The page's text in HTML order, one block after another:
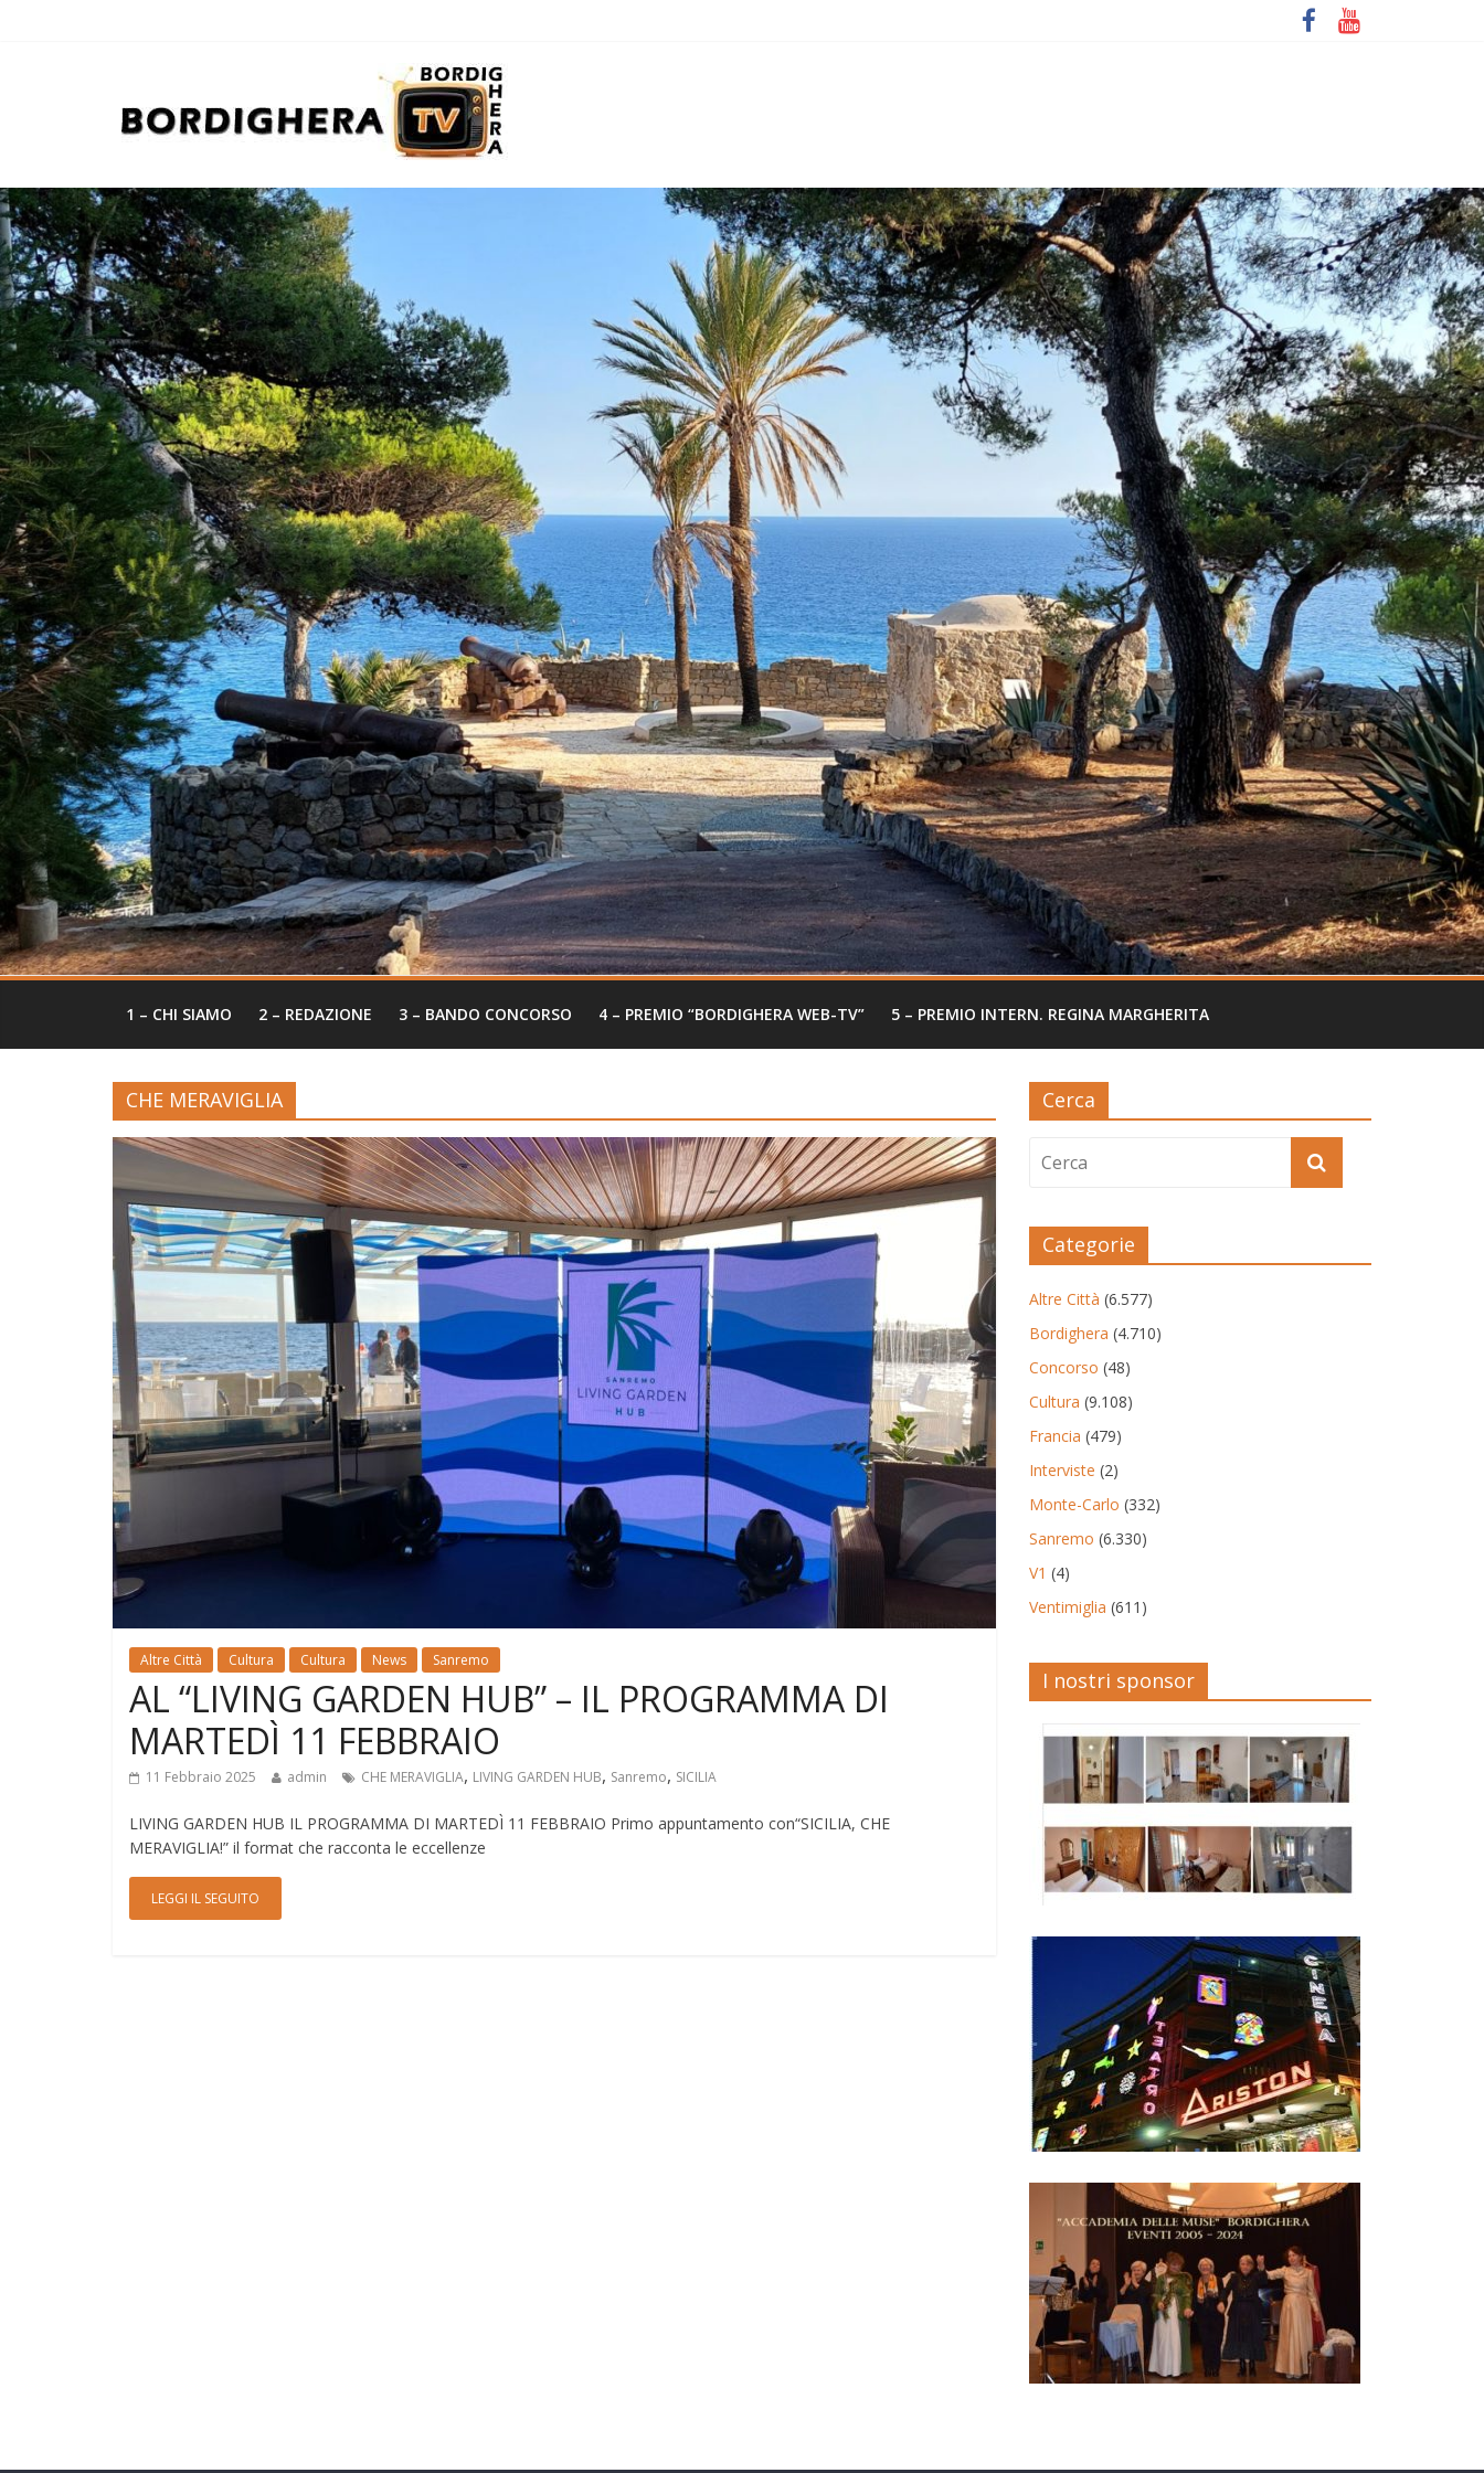
1 – CHI SIAMO 2 – REDAZIONE 3 – BANDO CONCORSO 4 – PREMIO “BORDIGHERA WEB-TV” 5 – PREMIO INTERN. REGINA MARGHERITA
CHE MERAVIGLIA
Altre Città Cultura Cultura News Sanremo
AL “LIVING GARDEN HUB” – IL PROGRAMMA DI
MARTEDÌ 11 FEBBRAIO
11 Febbraio 2025 admin CHE MERAVIGLIA, LIVING GARDEN HUB, Sanremo, SICILIA
LIVING GARDEN HUB IL PROGRAMMA DI MARTEDÌ 11 FEBBRAIO Primo appuntamento con“SICILIA, CHE
MERAVIGLIA!” il format che racconta le eccellenze
LEGGI IL SEGUITO
Cerca
Categorie
Altre Città (6.577)
Bordighera (4.710)
Concorso (48)
Cultura (9.108)
Francia (479)
Interviste (2)
Monte-Carlo (332)
Sanremo (6.330)
V1 (4)
Ventimiglia (611)
I nostri sponsor